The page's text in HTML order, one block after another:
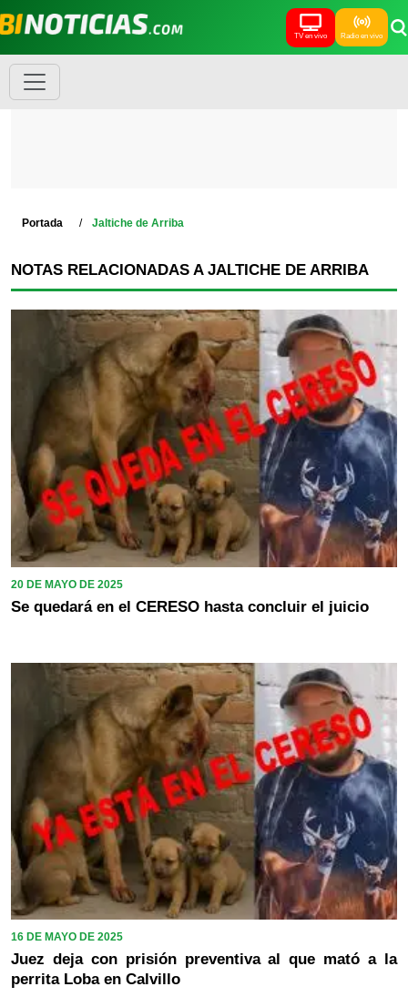
TV en vivo Radio en vivo
Portada Jaltiche de Arriba
NOTAS RELACIONADAS A JALTICHE DE ARRIBA
20 DE MAYO DE 2025
Se quedará en el CERESO hasta concluir el juicio
16 DE MAYO DE 2025
Juez deja con prisión preventiva al que mató a la
perrita Loba en Calvillo